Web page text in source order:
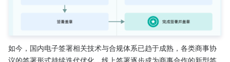
如今，国内电子签署相关技术与合规体系已趋于成熟，各类商事协
议的签署形式持续迭代优化，线上签署逐步成为商事合作的新型签